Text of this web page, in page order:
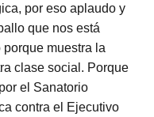
por eso aplaudo y
que nos está
muestra la
clase social. Porque
el Sanatorio
contra el Ejecutivo